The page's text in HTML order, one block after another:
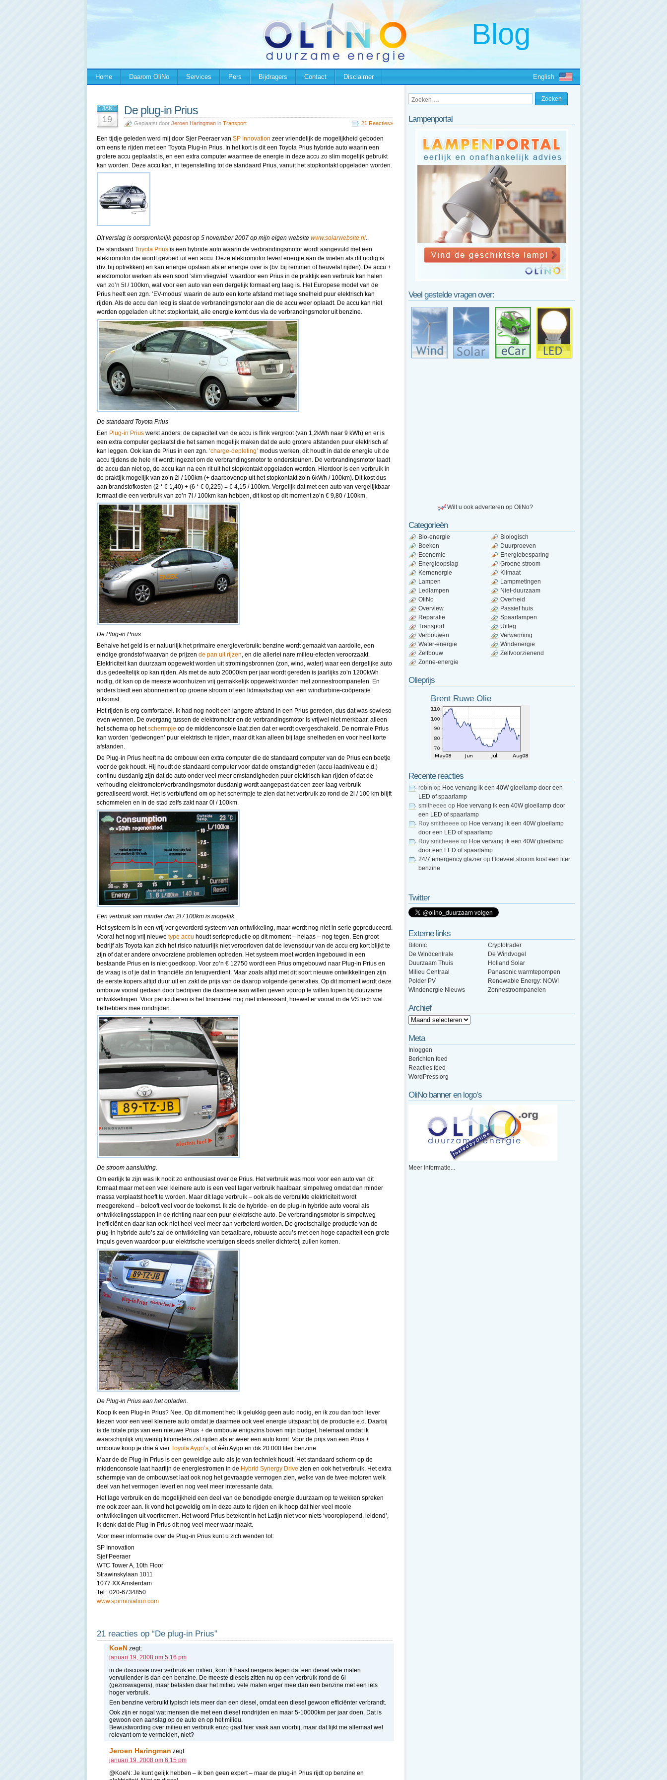
Home Daarom OliNo Services Pers Bijdragers Contact Disclaimer English
JAN
19
De plug-in Prius
Geplaatst door Jeroen Haringman in Transport 21 Reacties»
Een tijdje geleden werd mij door Sjer Peeraer van SP Innovation zeer vriendelijk de mogelijkheid geboden
om eens te rijden met een Toyota Plug-in Prius. In het kort is dit een Toyota Prius hybride auto waarin een
grotere accu geplaatst is, en een extra computer waarmee de energie in deze accu zo slim mogelijk gebruikt
kan worden. Deze accu kan, in tegenstelling tot de standaard Prius, vanuit het stopkontakt opgeladen worden.
Dit verslag is oorspronkelijk gepost op 5 november 2007 op mijn eigen website www.solarwebsite.nl.
De standaard Toyota Prius is een hybride auto waarin de verbrandingsmotor wordt aangevuld met een
elektromotor die wordt gevoed uit een accu. Deze elektromotor levert energie aan de wielen als dit nodig is
(bv. bij optrekken) en kan energie opslaan als er energie over is (bv. bij remmen of heuvelaf rijden). De accu +
elektromotor werken als een soort ‘slim vliegwiel’ waardoor een Prius in de praktijk een verbruik kan halen
van zo’n 5l / 100km, wat voor een auto van een dergelijk formaat erg laag is. Het Europese model van de
Prius heeft een zgn. ‘EV-modus’ waarin de auto een korte afstand met lage snelheid puur elektrisch kan
rijden. Als de accu dan leeg is slaat de verbrandingsmotor aan die de accu weer oplaadt. De accu kan niet
worden opgeladen uit het stopkontakt, alle energie komt dus via de verbrandingsmotor uit benzine.
De standaard Toyota Prius
Een Plug-in Prius werkt anders: de capaciteit van de accu is flink vergroot (van 1,2kWh naar 9 kWh) en er is
een extra computer geplaatst die het samen mogelijk maken dat de auto grotere afstanden puur elektrisch af
kan leggen. Ook kan de Prius in een zgn. ‘charge-depleting’ modus werken, dit houdt in dat de energie uit de
accu tijdens de hele rit wordt ingezet om de verbrandingsmotor te ondersteunen. De verbrandingsmotor laadt
de accu dan niet op, de accu kan na een rit uit het stopkontakt opgeladen worden. Hierdoor is een verbruik in
de praktijk mogelijk van zo’n 2l / 100km (+ daarbovenop uit het stopkontakt zo’n 6kWh / 100km). Dit kost dus
aan brandstofkosten (2 * € 1,40) + (6 * € 0,225) = € 4,15 / 100km. Vergelijk dat met een auto van vergelijkbaar
formaat die een verbruik van zo’n 7l / 100km kan hebben, dit kost op dit moment zo’n € 9,80 / 100km.
De Plug-in Prius
Behalve het geld is er natuurlijk het primaire energieverbruik: benzine wordt gemaakt van aardolie, een
eindige grondstof waarvan de prijzen de pan uit rijzen, en die allerlei nare milieu-efecten veroorzaakt.
Elektriciteit kan duurzaam opgewekt worden uit stromingsbronnen (zon, wind, water) waar een dergelijke auto
dus gedeeltelijk op kan rijden. Als met de auto 20000km per jaar wordt gereden is jaarlijks zo’n 1200kWh
nodig, dit kan op de meeste woonhuizen vrij gemakkelijk opgewekt worden met zonnestroompanelen. En
anders biedt een abonnement op groene stroom of een lidmaatschap van een windturbine-coöperatie
uitkomst.
Het rijden is erg comfortabel. Ik had nog nooit een langere afstand in een Prius gereden, dus dat was sowieso
even wennen. De overgang tussen de elektromotor en de verbrandingsmotor is vrijwel niet merkbaar, alleen
het schema op hetschermpje op de middenconsole laat zien dat er wordt overgeschakeld. De normale Prius
kan worden ‘gedwongen’ puur elektrisch te rijden, maar dit kan alleen bij lage snelheden en voor heel korte
afstanden.
De Plug-in Prius heeft na de ombouw een extra computer die de standaard computer van de Prius een beetje
voor de gek houdt. Hij houdt de standaard computer voor dat de omstandigheden (accu-laadniveau e.d.)
continu dusdanig zijn dat de auto onder veel meer omstandigheden puur elektrisch kan rijden of dat de
verhouding elektromotor/verbrandingsmotor dusdanig wordt aangepast dat een zeer laag verbruik
gerealiseerd wordt. Het is verbluffend om op het schermpje te zien dat het verbruik zo rond de 2l / 100 km blijft
schommelen en in de stad zelfs zakt naar 0l / 100km.
Een verbruik van minder dan 2l / 100km is mogelijk.
Het systeem is in een vrij ver gevorderd systeem van ontwikkeling, maar wordt nog niet in serie geproduceerd.
Vooral het nog vrij nieuwe type accu houdt serieproductie op dit moment – helaas – nog tegen. Een groot
bedrijf als Toyota kan zich het risico natuurlijk niet veroorloven dat de levensduur van de accu erg kort blijkt te
zijn of dat er andere onvoorziene problemen optreden. Het systeem moet worden ingebouwd in een
bestaande Prius en is niet goedkoop. Voor zo’n € 12750 wordt een Prius omgebouwd naar Plug-in Prius en
de vraag is of je dat in financiële zin terugverdient. Maar zoals altijd met dit soort nieuwe ontwikkelingen zijn
de eerste kopers altijd duur uit en zakt de prijs van de daarop volgende generaties. Op dit moment wordt deze
ombouw vooral gedaan door bedrijven die daarmee aan willen geven voorop te willen lopen bij duurzame
ontwikkelingen. Voor particulieren is het financieel nog niet interessant, hoewel er vooral in de VS toch wat
liefhebbers mee rondrijden.
De stroom aansluiting.
Om eerlijk te zijn was ik nooit zo enthousiast over de Prius. Het verbruik was mooi voor een auto van dit
formaat maar met een veel kleinere auto is een veel lager verbruik haalbaar, simpelweg omdat dan minder
massa verplaatst hoeft te worden. Maar dit lage verbruik – ook als de verbruikte elektriciteit wordt
meegerekend – belooft veel voor de toekomst. Ik zie de hybride- en de plug-in hybride auto vooral als
ontwikkelingsstappen in de richting naar een puur elektrische auto. De verbrandingsmotor is simpelweg
inefficiënt en daar kan ook niet heel veel meer aan verbeterd worden. De grootschalige productie van de
plug-in hybride auto’s zal de ontwikkeling van betaalbare, robuuste accu’s met een hoge capaciteit een grote
impuls geven waardoor puur elektrische voertuigen steeds sneller dichterbij zullen komen.
De Plug-in Prius aan het opladen.
Koop ik een Plug-in Prius? Nee. Op dit moment heb ik gelukkig geen auto nodig, en ik zou dan toch liever
kiezen voor een veel kleinere auto omdat je daarmee ook veel energie uitspaart bij de productie e.d. Daarbij
is de totale prijs van een nieuwe Prius + de ombouw enigszins boven mijn budget, helemaal omdat ik
waarschijnlijk vrij weinig kilometers zal rijden als er weer een auto komt. Voor de prijs van een Prius +
ombouw koop je drie à vier Toyota Aygo’s, of één Aygo en dik 20.000 liter benzine.
Maar de de Plug-in Prius is een geweldige auto als je van techniek houdt. Het standaard scherm op de
middenconsole laat haarfijn de energiestromen in de Hybrid Synergy Drive zien en ook het verbruik. Het extra
schermpje van de ombouwset laat ook nog het gevraagde vermogen zien, welke van de twee motoren welk
deel van het vermogen levert en nog veel meer interessante data.
Het lage verbruik en de mogelijkheid een deel van de benodigde energie duurzaam op te wekken spreken
me ook zeer aan. Ik vond het geweldig om in deze auto te rijden en ik hoop dat hier veel mooie
ontwikkelingen uit voortkomen. Het woord Prius betekent in het Latijn niet voor niets ‘vooroplopend, leidend’,
ik denk dat de Plug-in Prius dit nog veel meer waar maakt.
Voor meer informatie over de Plug-in Prius kunt u zich wenden tot:
SP Innovation
Sjef Peeraer
WTC Tower A, 10th Floor
Strawinskylaan 1011
1077 XX Amsterdam
Tel.: 020-6734850
www.spinnovation.com
21 reacties op “De plug-in Prius”
KoeN zegt:
januari 19, 2008 om 5:16 pm
in de discussie over verbruik en milieu, kom ik haast nergens tegen dat een diesel vele malen
vervuilender is dan een benzine. De meeste diesels zitten nu op een verbruik rond de 6l
(gezinswagens), maar belasten daar het milieu vele malen erger mee dan een benzine met een iets
hoger verbruik.
Een benzine verbruikt typisch iets meer dan een diesel, omdat een diesel gewoon efficiënter verbrandt.
Ook zijn er nogal wat mensen die met een diesel rondrijden en maar 5-10000km per jaar doen. Dat is
gewoon een aanslag op de auto en op het milieu.
Bewustwording over milieu en verbruik enzo gaat hier vaak aan voorbij, maar dat lijkt me allemaal wel
relevant om te vermelden, niet?
Jeroen Haringman zegt:
januari 19, 2008 om 6:15 pm
@KoeN: Je kunt gelijk hebben – ik ben geen expert – maar de plug-in Prius rijdt op benzine en
Lampenportal
Veel gestelde vragen over:
Wilt u ook adverteren op OliNo?
Categorieën
Bio-energie
Biologisch
Boeken
Duurproeven
Economie
Energiebesparing
Energieopslag
Groene stroom
Kernenergie
Klimaat
Lampen
Lampmetingen
Ledlampen
Niet-duurzaam
OliNo
Overheid
Overview
Passief huis
Reparatie
Spaarlampen
Transport
Uitleg
Verbouwen
Verwarming
Water-energie
Windenergie
Zelfbouw
Zelfvoorzienend
Zonne-energie
Olieprijs
Brent Ruwe Olie
Recente reacties
robin op Hoe vervang ik een 40W gloeilamp door een
LED of spaarlamp
smitheeee op Hoe vervang ik een 40W gloeilamp door
een LED of spaarlamp
Roy smitheeee op Hoe vervang ik een 40W gloeilamp
door een LED of spaarlamp
Roy smitheeee op Hoe vervang ik een 40W gloeilamp
door een LED of spaarlamp
24/7 emergency glazier op Hoeveel stroom kost een liter
benzine
Twitter
Externe links
Bitonic
Cryptotrader
De Windcentrale
De Windvogel
Duurzaam Thuis
Holland Solar
Milieu Centraal
Panasonic warmtepompen
Polder PV
Renewable Energy: NOW!
Windenergie Nieuws
Zonnestroompanelen
Archief
Meta
Inloggen
Berichten feed
Reacties feed
WordPress.org
OliNo banner en logo’s
Meer informatie...